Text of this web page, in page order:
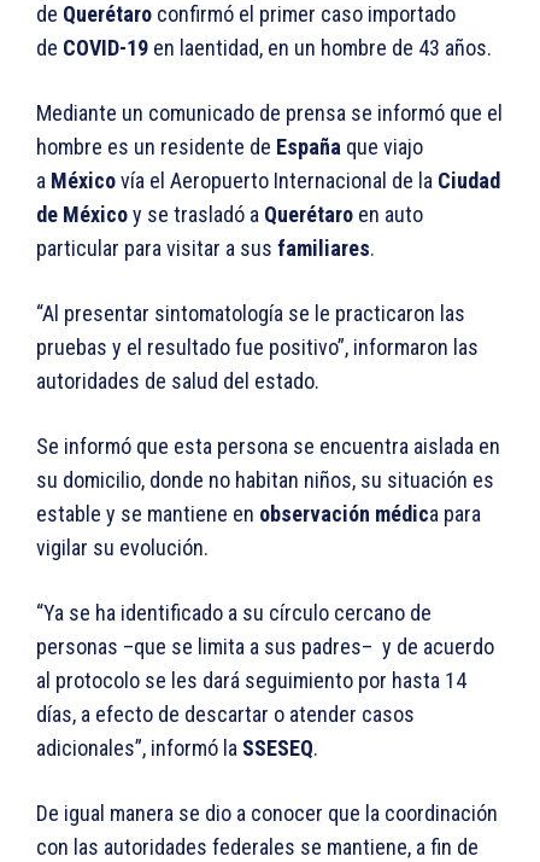
de Querétaro confirmó el primer caso importado
de COVID-19 en laentidad, en un hombre de 43 años.
Mediante un comunicado de prensa se informó que el
hombre es un residente de España que viajo
a Méxicovía el Aeropuerto Internacional de la Ciudad
de Méxicoy se trasladó a Querétaro en auto
particular para visitar a sus familiares.
“Al presentar sintomatología se le practicaron las
pruebas y el resultado fue positivo”, informaron las
autoridades de salud del estado.
Se informó que esta persona se encuentra aislada en
su domicilio, donde no habitan niños, su situación es
estable y se mantiene en observación médica para
vigilar su evolución.
“Ya se ha identificado a su círculo cercano de
personas –que se limita a sus padres– y de acuerdo
al protocolo se les dará seguimiento por hasta 14
días, a efecto de descartar o atender casos
adicionales”, informó la SSESEQ.
De igual manera se dio a conocer que la coordinación
con las autoridades federales se mantiene, a fin de